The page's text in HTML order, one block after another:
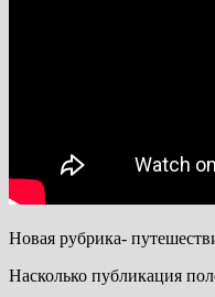
Новая рубрика-
Насколько публикация